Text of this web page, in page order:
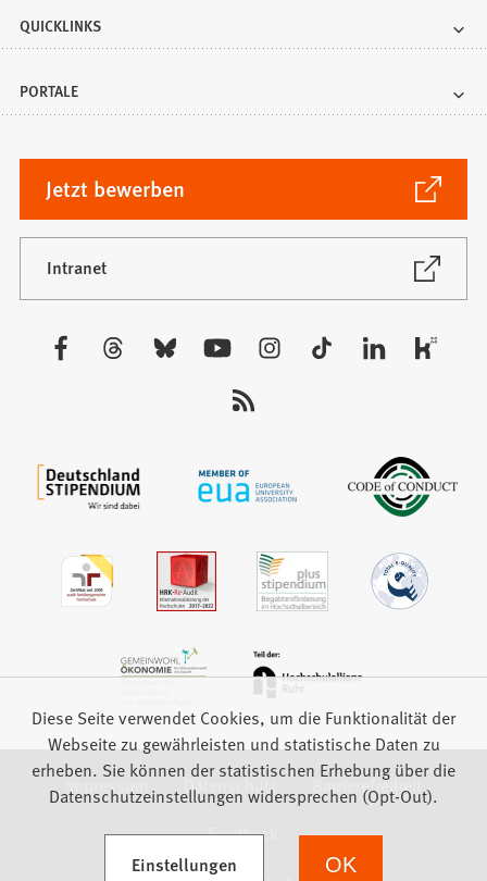
QUICKLINKS
PORTALE
Jetzt bewerben
(Öffnet
in
einem
neuen
Tab)
Intranet
(Öffnet
neuen
Besuchen
Impressum Datenschutz
Barrierefreiheit
Feedback
Diese Seite verwendet Cookies, um die Funktionalität der
Webseite zu gewährleisten und statistische Daten zu
erheben. Sie können der statistischen Erhebung über die
Datenschutzeinstellungen widersprechen (Opt-Out).
Einstellungen
(Öffnet in einem neuen Tab) OK